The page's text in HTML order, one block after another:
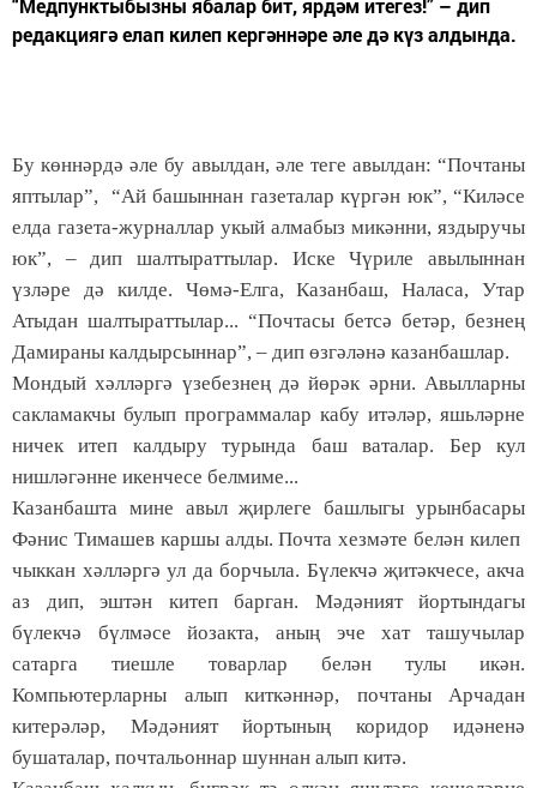
“Медпунктыбызны ябалар бит, ярдәм итегез!” – дип
редакциягә елап килеп кергәннәре әле дә күз алдында.
Бу көннәрдә әле бу авылдан, әле теге авылдан: “Почтаны
яптылар”, “Ай башыннан газеталар күргән юк”, “Киләсе
елда газета-журналлар укый алмабыз микәнни, яздыручы
юк”, – дип шалтыраттылар. Иске Чүриле авылыннан
үзләре дә килде. Чөмә-Елга, Казанбаш, Наласа, Утар
Атыдан шалтыраттылар... “Почтасы бетсә бетәр, безнең
Дамираны калдырсыннар”, – дип өзгәләнә казанбашлар.
Мондый хәлләргә үзебезнең дә йөрәк әрни. Авылларны
сакламакчы булып программалар кабу итәләр, яшьләрне
ничек итеп калдыру турында баш ваталар. Бер кул
нишләгәнне икенчесе белмиме...
Казанбашта мине авыл җирлеге башлыгы урынбасары
Фәнис Тимашев каршы алды. Почта хезмәте белән килеп
чыккан хәлләргә ул да борчыла. Бүлекчә җитәкчесе, акча
аз дип, эштән китеп барган. Мәдәният йортындагы
бүлекчә бүлмәсе йозакта, аның эче хат ташучылар
сатарга тиешле товарлар белән тулы икән.
Компьютерларны алып киткәннәр, почтаны Арчадан
китерәләр, Мәдәният йортының коридор идәненә
бушаталар, почтальоннар шуннан алып китә.